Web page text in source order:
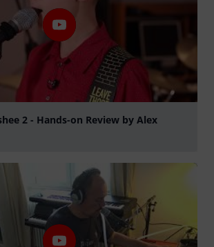
2 - Hands-on Review by Alex